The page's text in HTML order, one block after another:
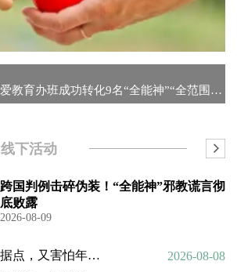
浙江义乌走读式关爱教育办班成功转化9名“全能神”“全范围教会...
线下活动
跨国判例击碎伪装！“全能神”邪教谎言彻
底败露
2026-08-09
想举报查处邪教据点，又害怕年迈的父母心理难以承受
2026-08-08